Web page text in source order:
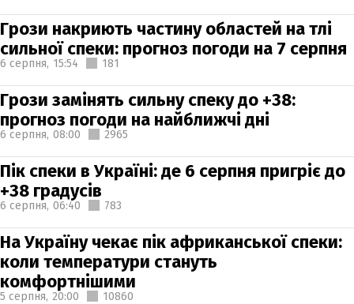
Грози накриють частину областей на тлі
сильної спеки: прогноз погоди на 7 серпня
6 серпня, 15:54 181
Грози замінять сильну спеку до +38:
прогноз погоди на найближчі дні
6 серпня, 08:00 2965
Пік спеки в Україні: де 6 серпня пригріє до
+38 градусів
6 серпня, 06:40 783
На Україну чекає пік африканської спеки:
коли температури стануть
комфортнішими
5 серпня, 20:00 10860